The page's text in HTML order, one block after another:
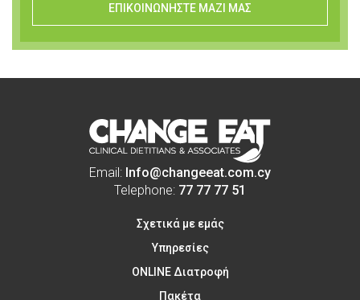
ΕΠΙΚΟΙΝΩΝΗΣΤΕ ΜΑΖΙ ΜΑΣ
Email: Info@changeeat.com.cy
Telephone: 77 77 77 51
Σχετικά με εμάς
Υπηρεσίες
ONLINE Διατροφή
Πακέτα